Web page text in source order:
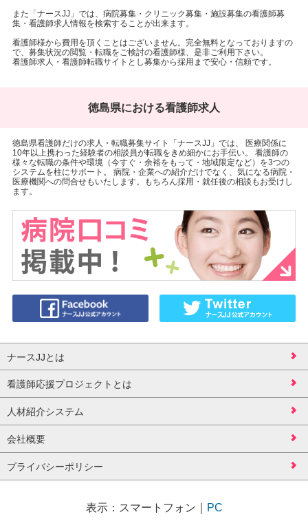
また「ナースJJ」では、病院募集・クリニック募集・施設募集の看護師募
集・看護師求人情報を検索することが出来ます。
看護師様から費用を頂くことはございません。完全無料となっておりますの
で、募集状況の閲覧・転職をご検討の看護師様、是非ご利用下さい。
看護師求人・看護師転職サイトとし募集から採用まで安心・信頼です。
徳島県における看護師求人
徳島県看護師だけの求人・転職募集サイト「ナースJJ」では、 医療関係に
10年以上携わった経験者の相談員が転職をきめ細かにお手伝い。 看護師の
様々な転職の条件や環境（今すぐ・余裕をもって・地域限定など）を3つの
システムを柱にサポート。 病院・企業への紹介だけでなく、気になる病院・
医療機関への問合せもいたします。もちろん採用・就任後の相談もお受けし
ます。
ナースJJとは
看護師応援プロジェクトとは
人材紹介システム
会社概要
プライバシーポリシー
表示： スマートフォン PC